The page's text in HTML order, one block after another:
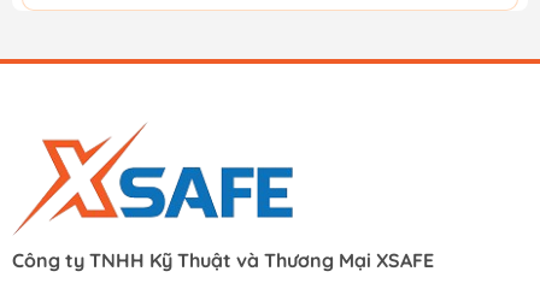
Công ty TNHH Kỹ Thuật và Thương Mại XSAFE